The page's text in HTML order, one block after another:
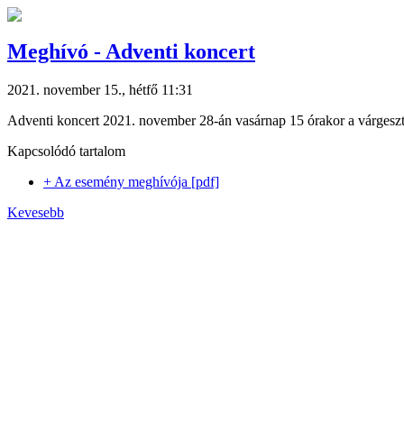
Meghívó - Adventi koncert
2021. november 15., hétfő 11:31
Adventi koncert 2021. november 28-án vasárnap 15 órakor a
Kapcsolódó tartalom
+ Az esemény meghívója [pdf]
Kevesebb